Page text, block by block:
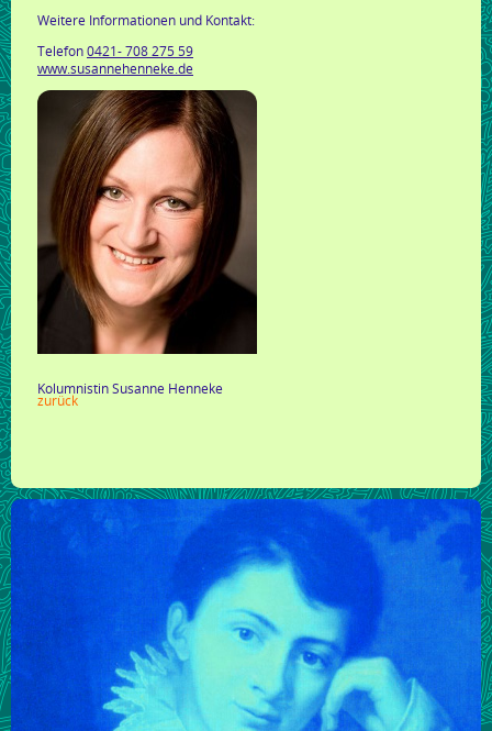
Weitere Informationen und Kontakt:
Telefon0421- 708 275 59
www.susannehenneke.de
Kolumnistin Susanne Henneke
zurück